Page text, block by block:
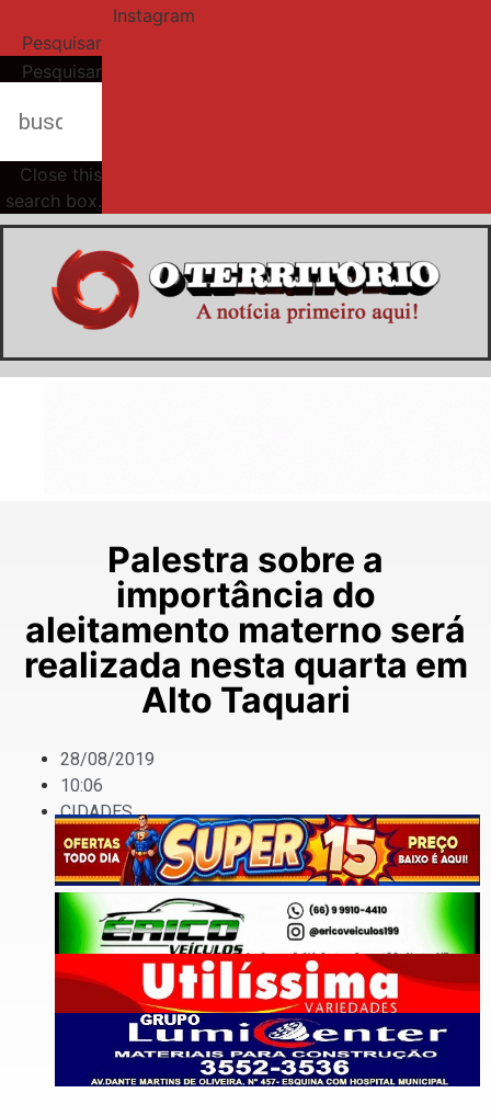
Instagram
Pesquisar
Pesquisar
Close this
search box.
Palestra sobre a
importância do
aleitamento materno será
realizada nesta quarta em
Alto Taquari
28/08/2019
10:06
CIDADES